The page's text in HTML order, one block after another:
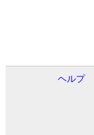
ヘルプ